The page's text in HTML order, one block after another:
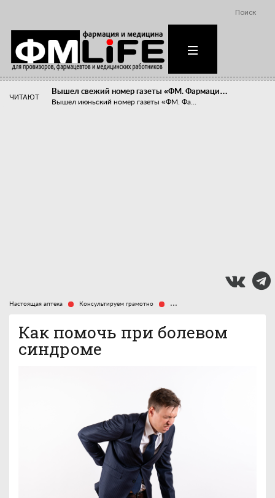
Поиск
ЧИТАЮТ
Вышел свежий номер газеты «ФМ. Фармаци…
Вышел июньский номер газеты «ФМ. Фа...
Настоящая аптека Консультируем грамотно Как помочь при болевом
Как помочь при болевом
синдроме